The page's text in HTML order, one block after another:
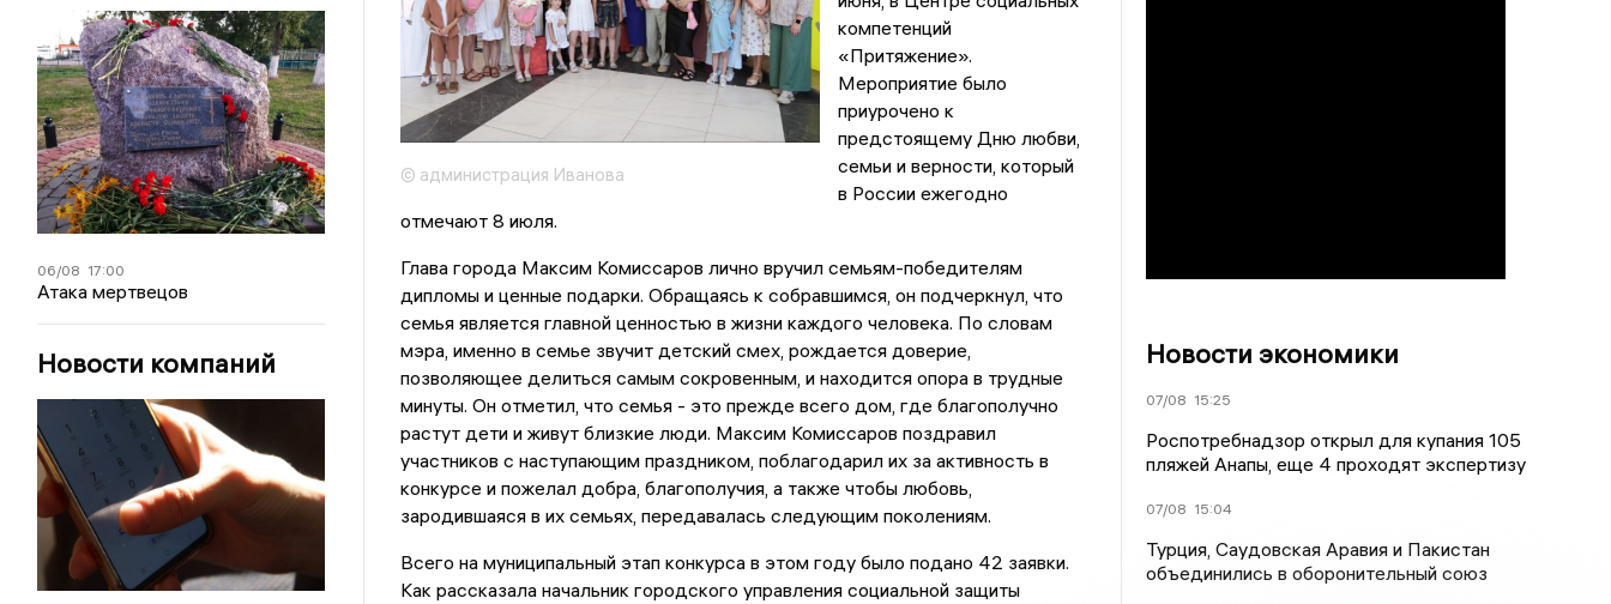
06/08 17:00
Атака мертвецов
Новости компаний
© администрация Иванова
компетенций
«Притяжение».
Мероприятие было
приурочено к
предстоящему Дню любви,
семьи и верности, который
в России ежегодно
отмечают 8 июля.
Глава города Максим Комиссаров лично вручил семьям-победителям
дипломы и ценные подарки. Обращаясь к собравшимся, он подчеркнул, что
семья является главной ценностью в жизни каждого человека. По словам
мэра, именно в семье звучит детский смех, рождается доверие,
позволяющее делиться самым сокровенным, и находится опора в трудные
минуты. Он отметил, что семья - это прежде всего дом, где благополучно
растут дети и живут близкие люди. Максим Комиссаров поздравил
участников с наступающим праздником, поблагодарил их за активность в
конкурсе и пожелал добра, благополучия, а также чтобы любовь,
зародившаяся в их семьях, передавалась следующим поколениям.
Всего на муниципальный этап конкурса в этом году было подано 42 заявки.
Как рассказала начальник городского управления социальной защиты
Новости экономики
07/08 15:25
Роспотребнадзор открыл для купания 105
пляжей Анапы, еще 4 проходят экспертизу
07/08 15:04
Турция, Саудовская Аравия и Пакистан
объединились в оборонительный союз